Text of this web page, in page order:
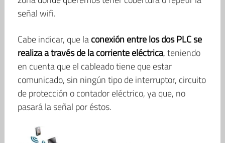
señal wifi.
Cabe indicar, que laconexión entre los dos PLC se
realiza a través de la corriente eléctrica, teniendo
en cuenta que el cableado tiene que estar
comunicado, sin ningún tipo de interruptor, circuito
de protección o contador eléctrico, ya que, no
pasará la señal por éstos.